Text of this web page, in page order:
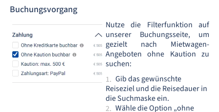
Buchungsvorgang
Nutze die Filterfunktion auf
unserer Buchungsseite, um
gezielt nach Mietwagen-
Angeboten ohne Kaution zu
suchen:
Gib das gewünschte
Reiseziel und die Reisedauer in
die Suchmaske ein.
Wähle die Option „ohne